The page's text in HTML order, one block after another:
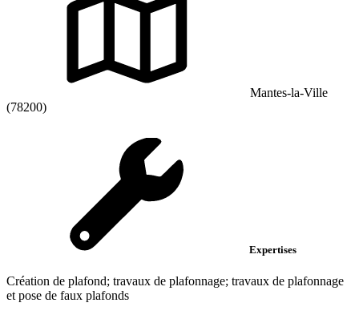
Mantes-la-Ville
(78200)
Expertises
Création de plafond; travaux de plafonnage; travaux de plafonnage
et pose de faux plafonds